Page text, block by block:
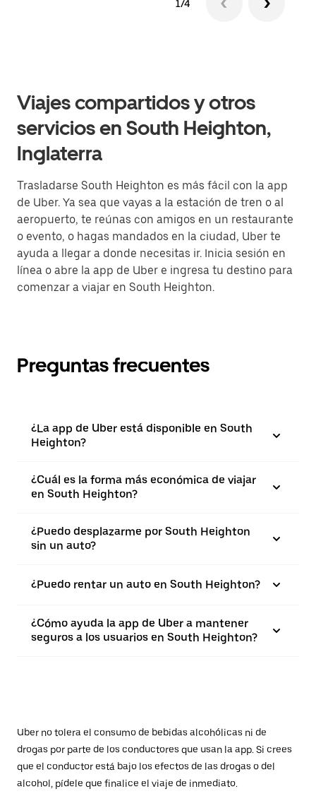
1/4
Viajes compartidos y otros
servicios en South Heighton,
Inglaterra
Trasladarse South Heighton es más fácil con la app
de Uber. Ya sea que vayas a la estación de tren o al
aeropuerto, te reúnas con amigos en un restaurante
o evento, o hagas mandados en la ciudad, Uber te
ayuda a llegar a donde necesitas ir. Inicia sesión en
línea o abre la app de Uber e ingresa tu destino para
comenzar a viajar en South Heighton.
Preguntas frecuentes
¿La app de Uber está disponible en South
Heighton?
¿Cuál es la forma más económica de viajar
en South Heighton?
¿Puedo desplazarme por South Heighton
sin un auto?
¿Puedo rentar un auto en South Heighton?
¿Cómo ayuda la app de Uber a mantener
seguros a los usuarios en South Heighton?
Uber no tolera el consumo de bebidas alcohólicas ni de
drogas por parte de los conductores que usan la app. Si crees
que el conductor está bajo los efectos de las drogas o del
alcohol, pídele que finalice el viaje de inmediato.